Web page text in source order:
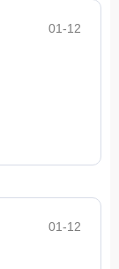
01-12
01-12